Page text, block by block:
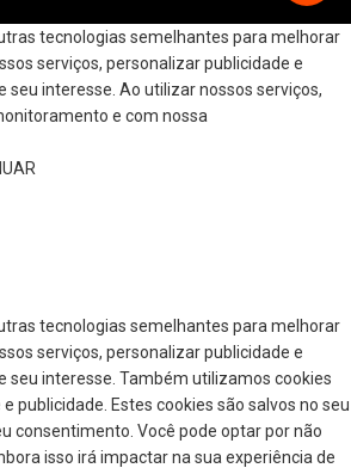
tecnologias semelhantes para melhorar
serviços, personalizar publicidade e
seu interesse. Ao utilizar nossos serviços,
e com nossa
tecnologias semelhantes para melhorar
serviços, personalizar publicidade e
seu interesse. Também utilizamos cookies
publicidade. Estes cookies são salvos no seu
consentimento. Você pode optar por não
isso irá impactar na sua experiência de